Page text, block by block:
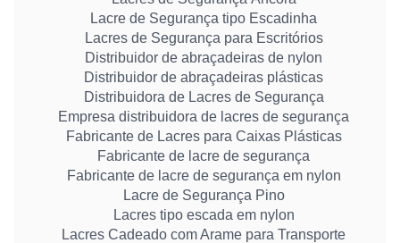
Lacre de Segurança tipo Escadinha
Lacres de Segurança para Escritórios
Distribuidor de abraçadeiras de nylon
Distribuidor de abraçadeiras plásticas
Distribuidora de Lacres de Segurança
Empresa distribuidora de lacres de segurança
Fabricante de Lacres para Caixas Plásticas
Fabricante de lacre de segurança
Fabricante de lacre de segurança em nylon
Lacre de Segurança Pino
Lacres tipo escada em nylon
Lacres Cadeado com Arame para Transporte